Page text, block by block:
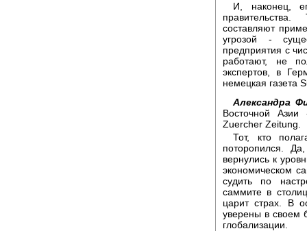
И, наконец,
составляют
угрозой -
предприятия с
работают, не
экспертов, в
немецкая газета
Александра
Восточной
Zuercher Zeitung.
Тот, кто
поторопился.
вернулись к
экономическом
судить по
саммите в
царит страх. В
уверены в своем
глобализации.